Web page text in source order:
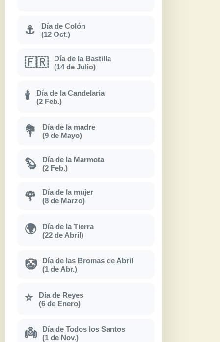
⚓
Día de Colón
(12 Oct.)
🇫🇷
Día de la Bastilla
(14 de Julio)
🕯
Día de la Candelaria
(2 Feb.)
💐
Día de la madre
(9 de Mayo)
🦫
Día de la Marmota
(2 Feb.)
🌹
Día de la mujer
(8 de Marzo)
🌍
Día de la Tierra
(22 de Abril)
🤡
Día de las Bromas de Abril
(1 de Abr.)
⭐
Dia de Reyes
(6 de Enero)
👼
Día de Todos los Santos
(1 de Nov.)